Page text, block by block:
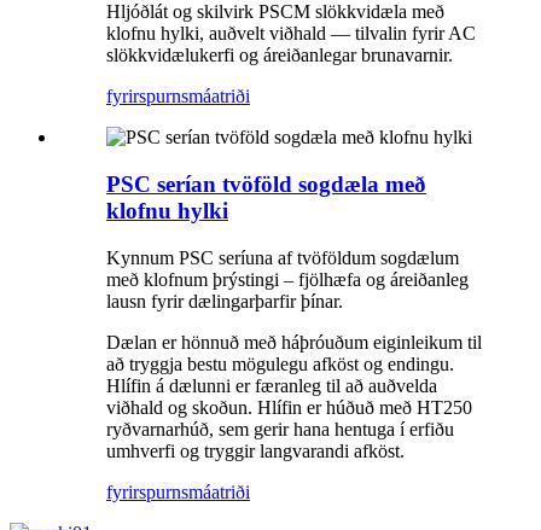
Hljóðlát og skilvirk PSCM slökkvidæla með
klofnu hylki, auðvelt viðhald — tilvalin fyrir AC
slökkvidælukerfi og áreiðanlegar brunavarnir.
fyrirspurnsmáatriði
PSC serían tvöföld sogdæla með
klofnu hylki
Kynnum PSC seríuna af tvöföldum sogdælum
með klofnum þrýstingi – fjölhæfa og áreiðanleg
lausn fyrir dælingarþarfir þínar.
Dælan er hönnuð með háþróuðum eiginleikum til
að tryggja bestu mögulegu afköst og endingu.
Hlífin á dælunni er færanleg til að auðvelda
viðhald og skoðun. Hlífin er húðuð með HT250
ryðvarnarhúð, sem gerir hana hentuga í erfiðu
umhverfi og tryggir langvarandi afköst.
fyrirspurnsmáatriði